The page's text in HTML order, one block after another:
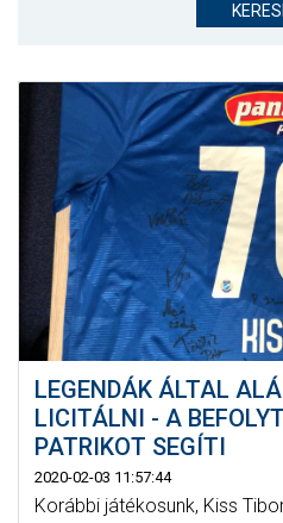
SZURKOLÓI
LEGENDÁK ÁLTAL
LICITÁLNI - A
PATRIKOT SEGÍTI
2020-02-03 11:57:44
Korábbi játékosunk, Kiss